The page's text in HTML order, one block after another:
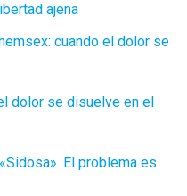
ajena
cuando el dolor se
dolor se disuelve en el
El problema es